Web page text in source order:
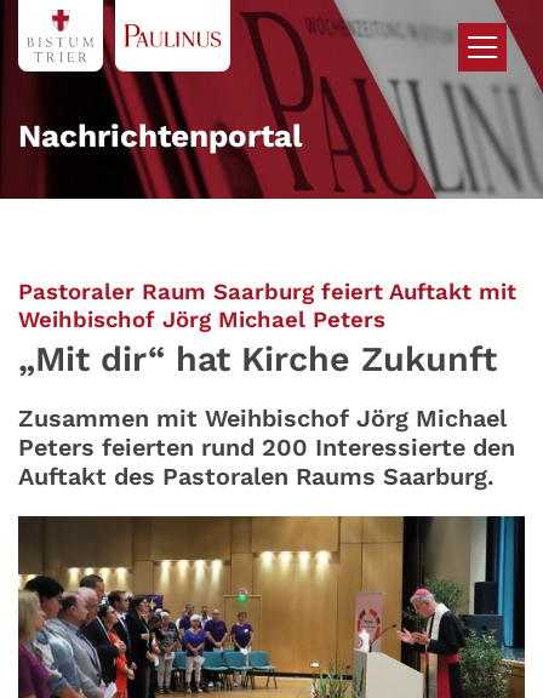
Zum Inhalt springen
Nachrichtenportal
Pastoraler Raum Saarburg feiert Auftakt mit
Weihbischof Jörg Michael Peters:
„Mit dir“ hat Kirche Zukunft
Zusammen mit Weihbischof Jörg Michael
Peters feierten rund 200 Interessierte den
Auftakt des Pastoralen Raums Saarburg.